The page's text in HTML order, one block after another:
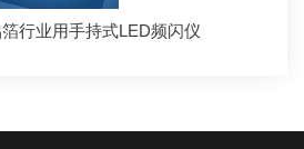
箔行业用手持式LED频闪仪